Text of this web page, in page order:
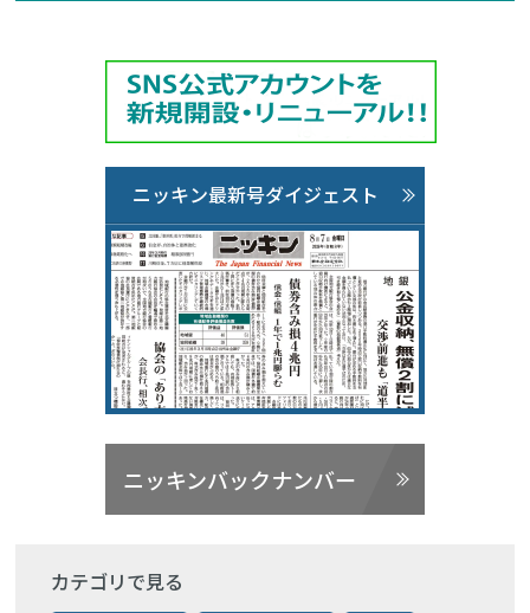
ニッキン最新号ダイジェスト
ニッキンバックナンバー
カテゴリで見る